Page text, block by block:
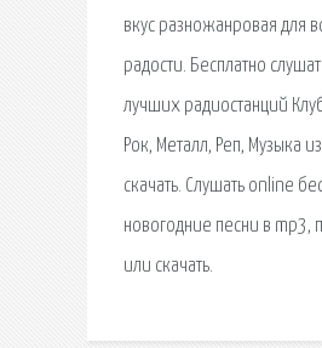
вкус разножанровая для
радости. Бесплатно
лучших радиостанций
Рок, Металл, Реп, Музыка
скачать. Слушать online
новогодние песни в mp3,
или скачать.